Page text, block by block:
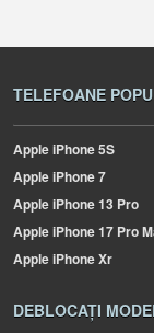
TELEFOANE
AppleiPhone 5S
AppleiPhone 7
AppleiPhone 13 Pro
AppleiPhone 17 Pro
AppleiPhone Xr
DEBLOCAȚI